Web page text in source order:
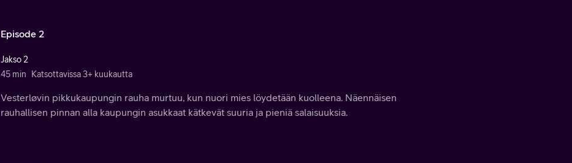
Episode 2
Jakso 2
45 min
Katsottavissa 3+ kuukautta
Vesterløvin pikkukaupungin rauha murtuu, kun nuori mies löydetään kuolleena. Näennäisen
rauhallisen pinnan alla kaupungin asukkaat kätkevät suuria ja pieniä salaisuuksia.